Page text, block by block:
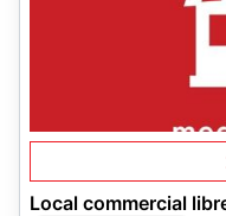
Local commercial